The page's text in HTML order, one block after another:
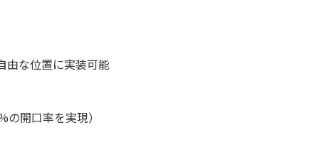
な位置に実装可能
開口率を実現）